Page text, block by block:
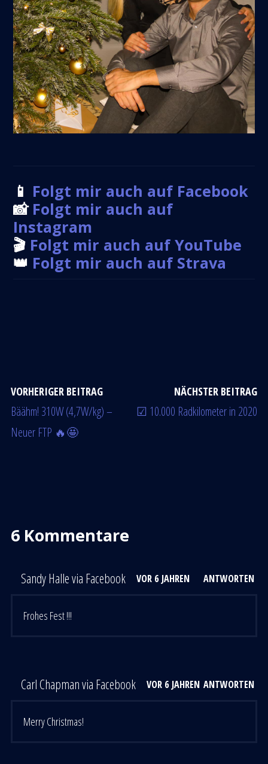
📱 Folgt mir auch auf Facebook
📸 Folgt mir auch auf
Instagram
🎬 Folgt mir auch auf YouTube
👑 Folgt mir auch auf Strava
VORHERIGER BEITRAG
Bäähm! 310W (4,7W/kg) –
Neuer FTP 🔥🤩
NÄCHSTER BEITRAG
☑ 10.000 Radkilometer in 2020
6 Kommentare
Sandy Halle via Facebook VOR 6 JAHREN ANTWORTEN
Frohes Fest !!!
Carl Chapman via Facebook VOR 6 JAHREN ANTWORTEN
Merry Christmas!